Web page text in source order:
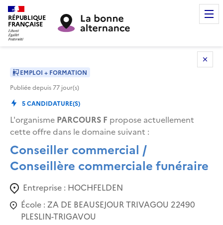
RÉPUBLIQUE
FRANÇAISE
EMPLOI + FORMATION
Publiée depuis77 jour(s)
5CANDIDATURE(S)
L'organisme PARCOURS F propose actuellement
cette offre dans le domaine suivant :
Conseiller commercial /
Conseillère commerciale funéraire
Entreprise : HOCHFELDEN
École : ZA DE BEAUSEJOUR TRIVAGOU 22490
PLESLIN-TRIGAVOU